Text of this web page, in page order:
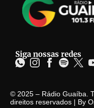
Siga nossas redes
© 2025 – Rádio Guaíba.
direitos reservados | By